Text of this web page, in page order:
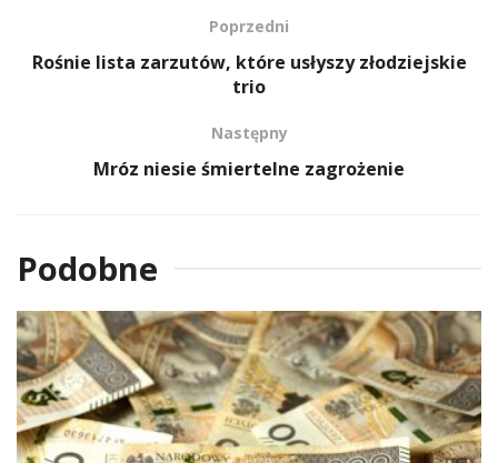
Poprzedni
Rośnie lista zarzutów, które usłyszy złodziejskie
trio
Następny
Mróz niesie śmiertelne zagrożenie
Podobne